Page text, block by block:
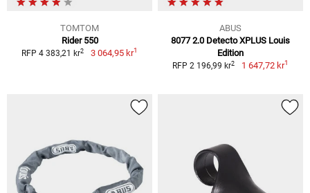
TOMTOM
Rider 550
RFP 4 383,21 kr2 3 064,95 kr1
ABUS
8077 2.0 Detecto XPLUS Louis
Edition
RFP 2 196,99 kr2 1 647,72 kr1